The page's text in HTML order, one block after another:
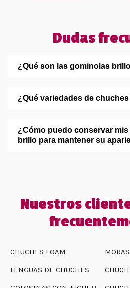
Dudas
¿Qué son las gominolas
¿Qué variedades de
¿Cómo puedo conservar
brillo para mantener su
Nuestros
CHUCHES FOAM
LENGUAS DE CHUCHES